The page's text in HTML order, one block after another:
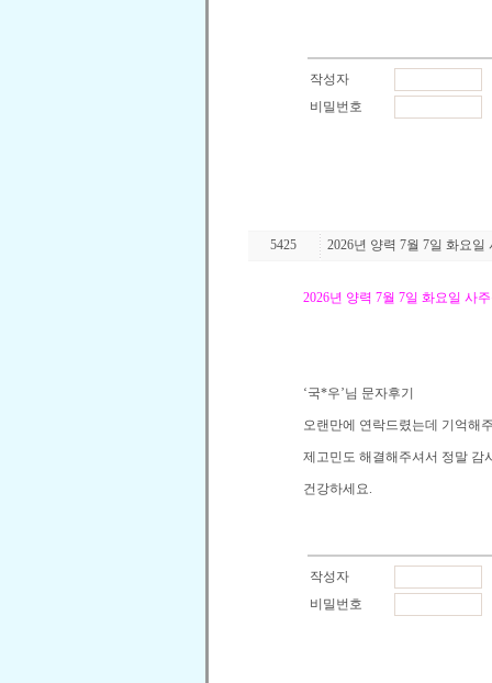
5425 2026년 양력 7월 7일 화요일
2026년 양력 7월 7일 화요일 사
‘국*우’님 문자후기
오랜만에 연락드렸는데 기억해
제고민도 해결해주셔서 정말 감
건강하세요.